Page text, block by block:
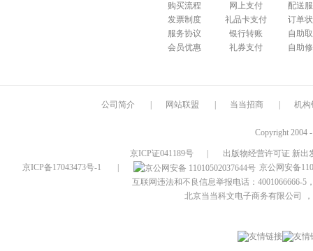
购买流程
发票制度
服务协议
会员优惠
网上支付
礼品卡支付
银行转账
礼券支付
配送
订单
自助
自助
公司简介 网站联盟 当当招商 机构
Copyright 2004
京ICP证041189号
出版物经营许可证 新出
京ICP备17043473号-1
京公网安备
互联网违法和不良信息举报电话：4001066666-5
北京当当科文电子商务有限公司